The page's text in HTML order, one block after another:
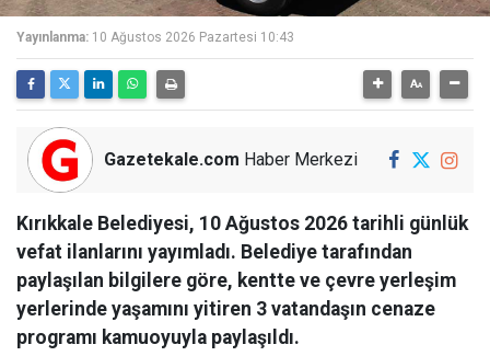
Yayınlanma: 10 Ağustos 2026 Pazartesi 10:43
Gazetekale.com Haber Merkezi
Kırıkkale Belediyesi, 10 Ağustos 2026 tarihli günlük
vefat ilanlarını yayımladı. Belediye tarafından
paylaşılan bilgilere göre, kentte ve çevre yerleşim
yerlerinde yaşamını yitiren 3 vatandaşın cenaze
programı kamuoyuyla paylaşıldı.